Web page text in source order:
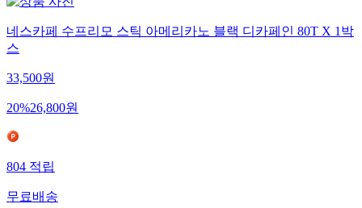
네스카페 수프리모 스틱 아메리카노 블랙 디카페인 80T X 1박
스
33,500원
20%26,800원
804적립
무료배송